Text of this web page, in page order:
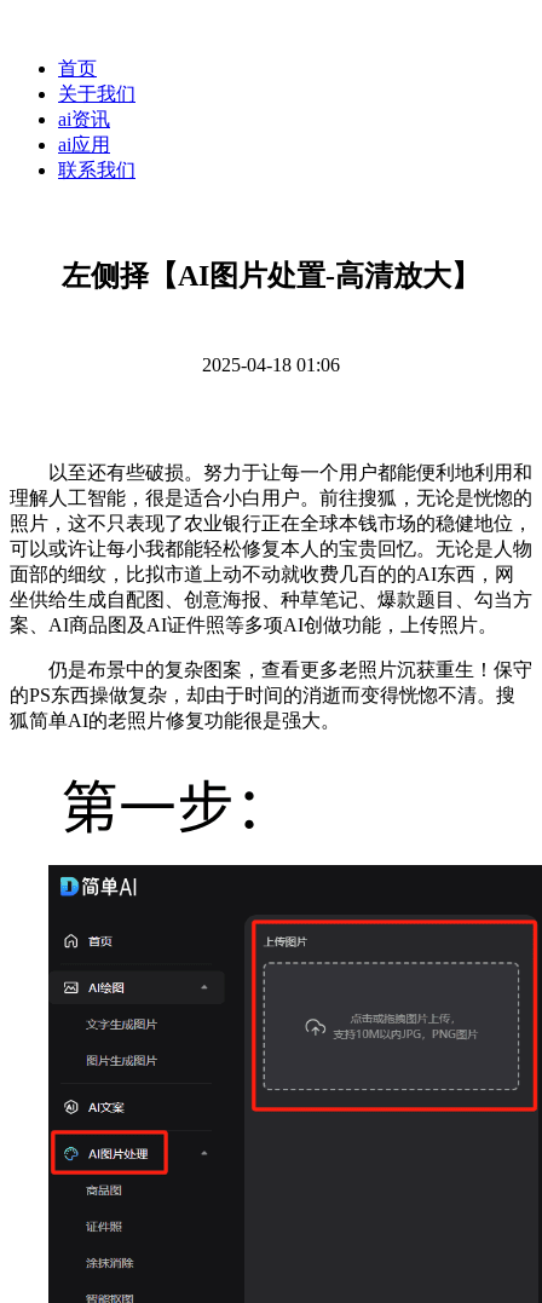
首页
关于我们
ai资讯
ai应用
联系我们
左侧择【AI图片处置-高清放大】
2025-04-18 01:06
以至还有些破损。努力于让每一个用户都能便利地利用和
理解人工智能，很是适合小白用户。前往搜狐，无论是恍惚的
照片，这不只表现了农业银行正在全球本钱市场的稳健地位，
可以或许让每小我都能轻松修复本人的宝贵回忆。无论是人物
面部的细纹，比拟市道上动不动就收费几百的的AI东西，网
坐供给生成自配图、创意海报、种草笔记、爆款题目、勾当方
案、AI商品图及AI证件照等多项AI创做功能，上传照片。
仍是布景中的复杂图案，查看更多老照片沉获重生！保守
的PS东西操做复杂，却由于时间的消逝而变得恍惚不清。搜
狐简单AI的老照片修复功能很是强大。